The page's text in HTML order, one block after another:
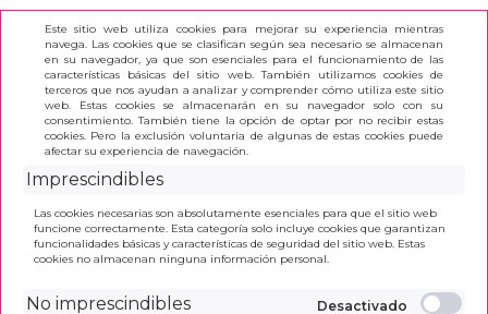
Este sitio web utiliza cookies para mejorar su experiencia mientras
navega. Las cookies que se clasifican según sea necesario se almacenan
en su navegador, ya que son esenciales para el funcionamiento de las
características básicas del sitio web. También utilizamos cookies de
terceros que nos ayudan a analizar y comprender cómo utiliza este sitio
web. Estas cookies se almacenarán en su navegador solo con su
consentimiento. También tiene la opción de optar por no recibir estas
cookies. Pero la exclusión voluntaria de algunas de estas cookies puede
afectar su experiencia de navegación.
Imprescindibles
Las cookies necesarias son absolutamente esenciales para que el sitio web
funcione correctamente. Esta categoría solo incluye cookies que garantizan
funcionalidades básicas y características de seguridad del sitio web. Estas
cookies no almacenan ninguna información personal.
No imprescindibles
INICIO >
PAPELERÍA >
SUJETA LIBROS Y PINCHAPAPELES
Se han encontrado0 elementos. Mostrando del 1 al 0